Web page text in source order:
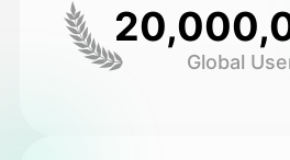
Global